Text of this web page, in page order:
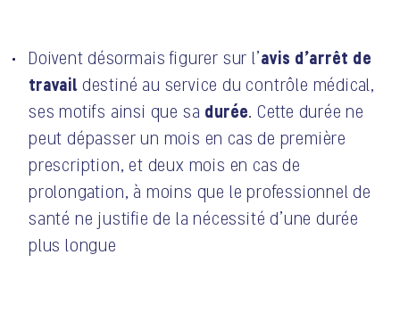
Doivent désormais figurer sur l’avis d’arrêt de
travail destiné au service du contrôle médical,
ses motifs ainsi que sa durée. Cette durée ne
peut dépasser un mois en cas de première
prescription, et deux mois en cas de
prolongation, à moins que le professionnel de
santé ne justifie de la nécessité d’une durée
plus longue